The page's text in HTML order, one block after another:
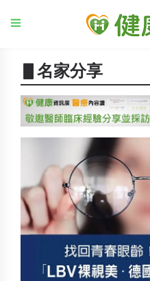
▋名家分享